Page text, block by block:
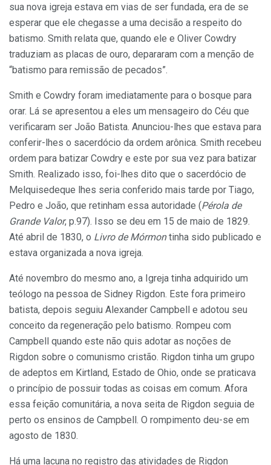
sua nova igreja estava em vias de ser fundada, era de se
esperar que ele chegasse a uma decisão a respeito do
batismo. Smith relata que, quando ele e Oliver Cowdry
traduziam as placas de ouro, depararam com a menção de
“batismo para remissão de pecados”.
Smith e Cowdry foram imediatamente para o bosque para
orar. Lá se apresentou a eles um mensageiro do Céu que
verificaram ser João Batista. Anunciou-lhes que estava para
conferir-lhes o sacerdócio da ordem arônica. Smith recebeu
ordem para batizar Cowdry e este por sua vez para batizar
Smith. Realizado isso, foi-lhes dito que o sacerdócio de
Melquisedeque lhes seria conferido mais tarde por Tiago,
Pedro e João, que retinham essa autoridade (Pérola de
Grande Valor, p.97). Isso se deu em 15 de maio de 1829.
Até abril de 1830, o Livro deMórmontinha sido publicado e
estava organizada a nova igreja.
Até novembro do mesmo ano, a Igreja tinha adquirido um
teólogo na pessoa de Sidney Rigdon. Este fora primeiro
batista, depois seguiu Alexander Campbell e adotou seu
conceito da regeneração pelo batismo. Rompeu com
Campbell quando este não quis adotar as noções de
Rigdon sobre o comunismo cristão. Rigdon tinha um grupo
de adeptos em Kirtland, Estado de Ohio, onde se praticava
o princípio de possuir todas as coisas em comum. Afora
essa feição comunitária, a nova seita de Rigdon seguia de
perto os ensinos de Campbell. O rompimento deu-se em
agosto de 1830.
Há uma lacuna no registro das atividades de Rigdon